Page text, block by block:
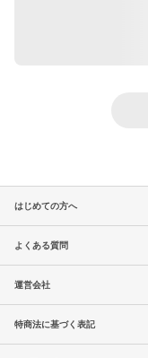
はじめての方へ
よくある質問
運営会社
特商法に基づく表記